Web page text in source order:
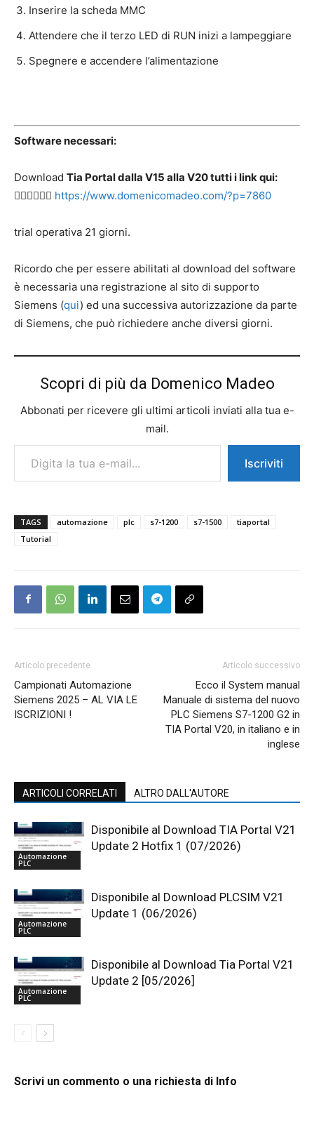
Inserire la scheda MMC
Attendere che il terzo LED di RUN inizi a lampeggiare
Spegnere e accendere l’alimentazione
Software necessari:
Download Tia Portal dalla V15 alla V20 tutti i link qui:
👉🏻👉🏻👉🏻 https://www.domenicomadeo.com/?p=7860
trial operativa 21 giorni.
Ricordo che per essere abilitati al download del software
è necessaria una registrazione al sito di supporto
Siemens (qui) ed una successiva autorizzazione da parte
di Siemens, che può richiedere anche diversi giorni.
Scopri di più da Domenico Madeo
Abbonati per ricevere gli ultimi articoli inviati alla tua e-
mail.
Digita la tua e-mail...
Iscriviti
TAGS automazione plc s7-1200 s7-1500
tiaportal
Tutorial
Articolo precedente
Campionati Automazione
Siemens 2025 – AL VIA LE
ISCRIZIONI !
Articolo successivo
Ecco il System manual
Manuale di sistema del nuovo
PLC Siemens S7-1200 G2 in
TIA Portal V20, in italiano e in
inglese
ARTICOLI CORRELATI ALTRO DALL'AUTORE
Automazione
PLC
Disponibile al Download TIA Portal V21
Update 2 Hotfix 1 (07/2026)
Automazione
PLC
Disponibile al Download PLCSIM V21
Update 1 (06/2026)
Automazione
PLC
Disponibile al Download Tia Portal V21
Update 2 [05/2026]
Scrivi un commento o una richiesta di Info